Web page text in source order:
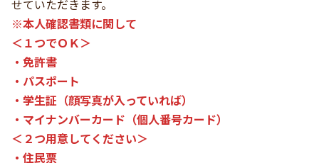
せていただきます。
※本人確認書類に関して
＜１つでＯＫ＞
・免許書
・パスポート
・学生証（顔写真が入っていれば）
・マイナンバーカード（個人番号カード）
＜２つ用意してください＞
・住民票